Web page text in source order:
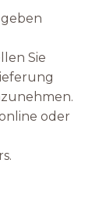
Sie
oder